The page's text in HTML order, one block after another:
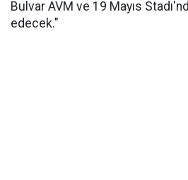
Bulvar AVM ve 19 Mayıs
edecek."